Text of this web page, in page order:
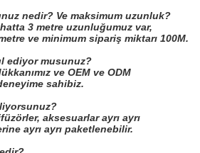
nedir? Ve maksimum uzunluk?
3 metre uzunluğumuz var,
ve minimum sipariş miktarı 100M.
ediyor musunuz?
ve OEM ve ODM
sahibiz.
aksesuarlar ayrı ayrı
ayrı ayrı paketlenebilir.